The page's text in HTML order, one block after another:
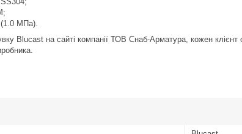
(1.0 МПа).
Blucast на сайті компанії ТОВ Снаб-Арматура, кожен